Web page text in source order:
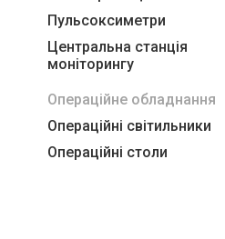
Пульсоксиметри
Центральна станція
моніторингу
Операційне обладнання
Операційні світильники
Операційні столи